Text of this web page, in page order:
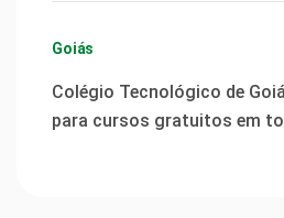
Goiás
Colégio Tecnológico de
para cursos gratuitos em